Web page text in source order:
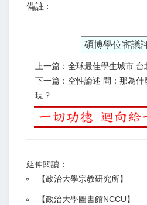
備註 :
碩博學位審議
上一篇：全球最佳學生城市 台
下一篇：空性論述 問：那為
現？
延伸閱讀：
【政治大學宗教研究所】
【政治大學圖書館NCCU】